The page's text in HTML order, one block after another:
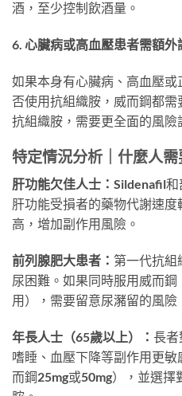
酒，至少控制飲酒量。
6. 心臟病或高血壓患者需額外
如果本身有心臟病、高血壓
否使用抗組織胺，威而鋼都
抗組織胺，需要更全面的風險
特定情況分析｜什麼人需
肝功能欠佳人士： Sildenafil和
肝功能受損者的藥物代謝速
高，增加副作用風險。
前列腺肥大患者： 第一代抗組
尿困難。如果同時服用威而
用），需要留意尿瀦留的風險
年長人士（65歲以上）： 長者
嗜睡、血壓下降等副作用更
而鋼25mg或50mg），並選